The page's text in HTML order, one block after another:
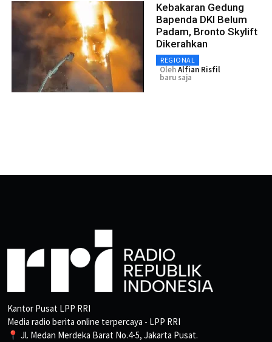
Kebakaran Gedung
Bapenda DKI Belum
Padam, Bronto Skylift
Dikerahkan
REGIONAL
OlehAlfian Risfil
baru saja
Kantor Pusat LPP RRI
Media radio berita online terpercaya - LPP RRI
📍 Jl. Medan Merdeka Barat No.4-5, Jakarta Pusat.